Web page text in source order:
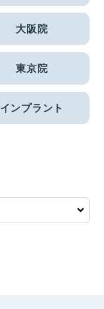
大阪院
東京院
インプラント